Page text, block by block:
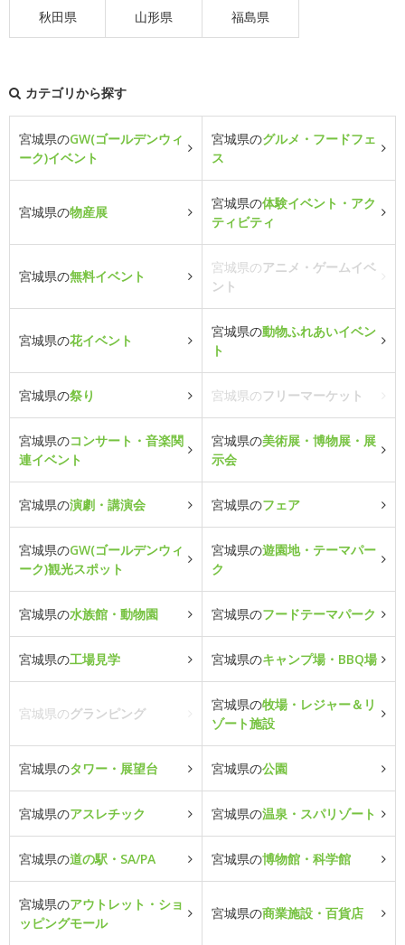
秋田県 山形県 福島県
カテゴリから探す
宮城県のGW(ゴールデンウィ
ーク)イベント
宮城県のグルメ・フードフェ
ス
宮城県の物産展
宮城県の体験イベント・アク
ティビティ
宮城県の無料イベント
宮城県のアニメ・ゲームイベ
ント
宮城県の花イベント
宮城県の動物ふれあいイベン
ト
宮城県の祭り 宮城県のフリーマーケット
宮城県のコンサート・音楽関
連イベント
宮城県の美術展・博物展・展
示会
宮城県の演劇・講演会 宮城県のフェア
宮城県のGW(ゴールデンウィ
ーク)観光スポット
宮城県の遊園地・テーマパー
ク
宮城県の水族館・動物園 宮城県のフードテーマパーク
宮城県の工場見学 宮城県のキャンプ場・BBQ場
宮城県のグランピング
宮城県の牧場・レジャー＆リ
ゾート施設
宮城県のタワー・展望台 宮城県の公園
宮城県のアスレチック 宮城県の温泉・スパリゾート
宮城県の道の駅・SA/PA 宮城県の博物館・科学館
宮城県のアウトレット・ショ
ッピングモール
宮城県の商業施設・百貨店